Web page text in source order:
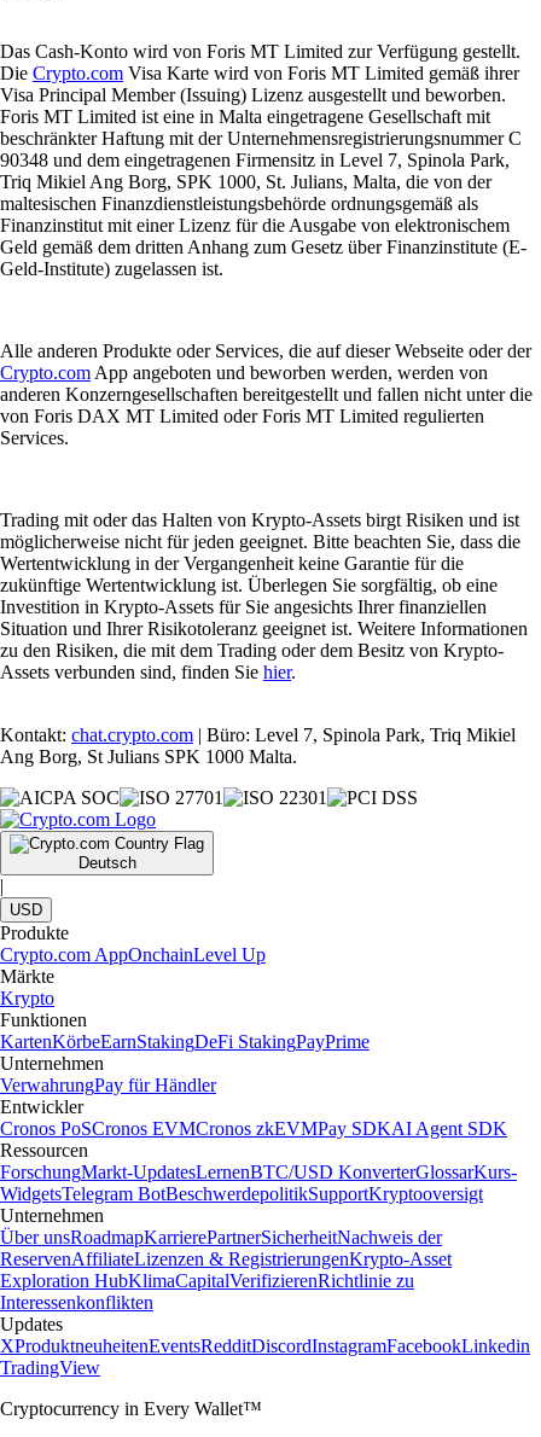
Das Cash-Konto wird von Foris MT Limited zur Verfügung gestellt.
Die Crypto.com Visa Karte wird von Foris MT Limited gemäß ihrer
Visa Principal Member (Issuing) Lizenz ausgestellt und beworben.
Foris MT Limited ist eine in Malta eingetragene Gesellschaft mit
beschränkter Haftung mit der Unternehmensregistrierungsnummer C
90348 und dem eingetragenen Firmensitz in Level 7, Spinola Park,
Triq Mikiel Ang Borg, SPK 1000, St. Julians, Malta, die von der
maltesischen Finanzdienstleistungsbehörde ordnungsgemäß als
Finanzinstitut mit einer Lizenz für die Ausgabe von elektronischem
Geld gemäß dem dritten Anhang zum Gesetz über Finanzinstitute (E-
Geld-Institute) zugelassen ist.
Alle anderen Produkte oder Services, die auf dieser Webseite oder der
Crypto.com App angeboten und beworben werden, werden von
anderen Konzerngesellschaften bereitgestellt und fallen nicht unter die
von Foris DAX MT Limited oder Foris MT Limited regulierten
Services.
Trading mit oder das Halten von Krypto-Assets birgt Risiken und ist
möglicherweise nicht für jeden geeignet. Bitte beachten Sie, dass die
Wertentwicklung in der Vergangenheit keine Garantie für die
zukünftige Wertentwicklung ist. Überlegen Sie sorgfältig, ob eine
Investition in Krypto-Assets für Sie angesichts Ihrer finanziellen
Situation und Ihrer Risikotoleranz geeignet ist. Weitere Informationen
zu den Risiken, die mit dem Trading oder dem Besitz von Krypto-
Assets verbunden sind, finden Sie hier.
Kontakt: chat.crypto.com | Büro: Level 7, Spinola Park, Triq Mikiel
Ang Borg, St Julians SPK 1000 Malta.
Deutsch
|
USD
Produkte
Crypto.com AppOnchainLevel Up
Märkte
Krypto
Funktionen
KartenKörbeEarnStakingDeFi StakingPayPrime
Unternehmen
VerwahrungPay für Händler
Entwickler
Cronos PoSCronos EVMCronos zkEVMPay SDKAI Agent SDK
Ressourcen
ForschungMarkt-UpdatesLernenBTC/USD KonverterGlossarKurs-
WidgetsTelegram BotBeschwerdepolitikSupportKryptooversigt
Unternehmen
Über unsRoadmapKarrierePartnerSicherheitNachweis der
ReservenAffiliateLizenzen & RegistrierungenKrypto-Asset
Exploration HubKlimaCapitalVerifizierenRichtlinie zu
Interessenkonflikten
Updates
XProduktneuheitenEventsRedditDiscordInstagramFacebookLinkedin
TradingView
Cryptocurrency in Every Wallet™